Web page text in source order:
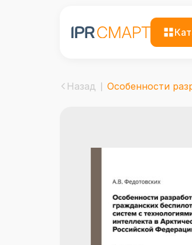
Назад Особенности